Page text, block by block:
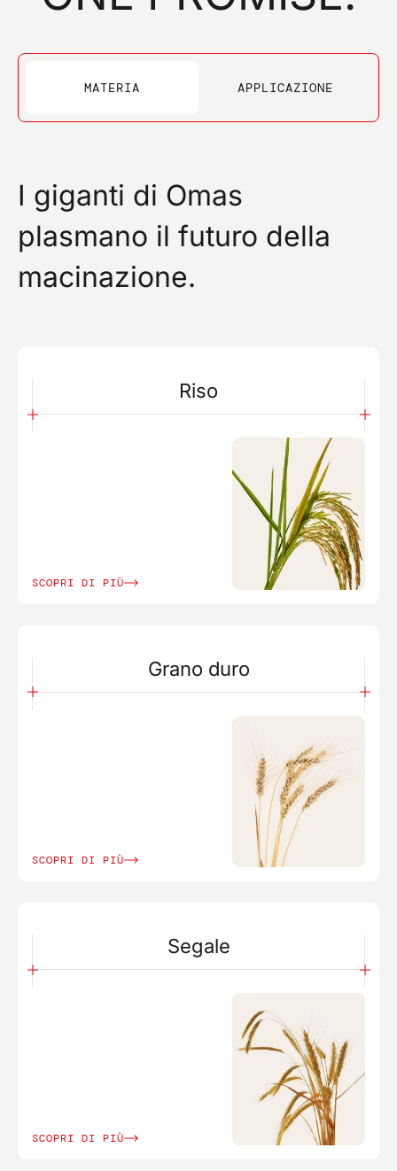
MATERIA APPLICAZIONE
I giganti di Omas
plasmano il futuro della
macinazione.
Riso
SCOPRI DI PIÙ
Grano duro
SCOPRI DI PIÙ
Segale
SCOPRI DI PIÙ
l'invio di comunicazioni promozionali (compresa la